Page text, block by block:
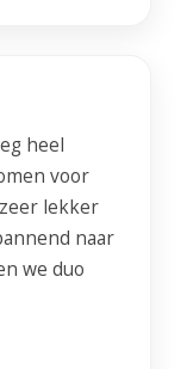
heel
voor
lekker
naar
we duo